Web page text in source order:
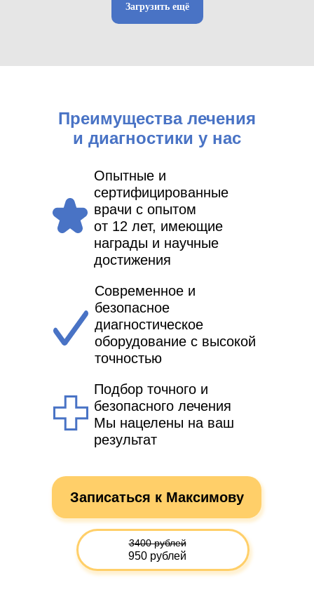
Загрузить ещё
950 рублей
3400 рублей
Преимущества лечения
и диагностики у нас
Опытные и
сертифицированные
врачи с опытом
от 12 лет, имеющие
награды и научные
достижения
Современное и
безопасное
диагностическое
оборудование с высокой
точностью
Подбор точного и
безопасного лечения
Мы нацелены на ваш
результат
Записаться к Максимову